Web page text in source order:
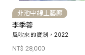
非池中線上藝廊
李季蓉
風吹來的寶劍，2022
NT$ 28,000